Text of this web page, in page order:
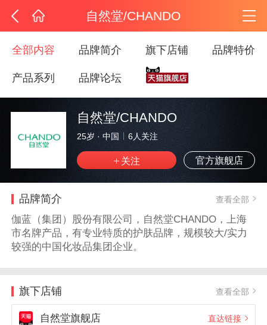
自然堂/CHANDO
全部内容 品牌简介 旗下店铺 品牌特价
产品系列 品牌论坛
自然堂/CHANDO
25岁 · 中国 6人关注
官方旗舰店
品牌简介 查看全部
伽蓝（集团）股份有限公司，自然堂CHANDO，上海
市名牌产品，有专业特质的护肤品牌，规模较大/实力
较强的中国化妆品集团企业。
旗下店铺 查看全部
自然堂旗舰店 直达链接